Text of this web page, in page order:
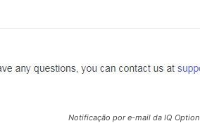
Notificação por e-mail da IQ Option